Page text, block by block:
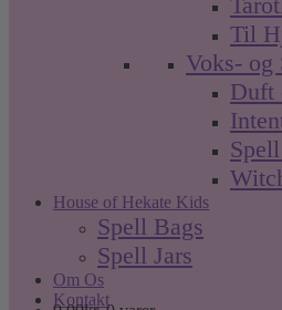
Til
Voks- og
Duft
House of Hekate Kids
Spell Bags
Spell Jars
Om Os
Kontakt